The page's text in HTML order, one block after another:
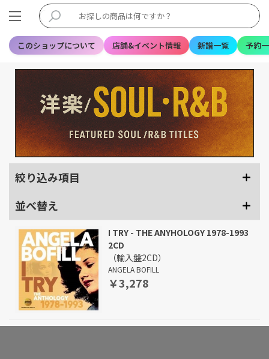
このショップについて 店舗&イベント情報 新譜一覧 予約
絞り込み項目
並べ替え
I TRY - THE ANYHOLOGY 1978-1993
2CD
（輸入盤2CD）
ANGELA BOFILL
￥3,278